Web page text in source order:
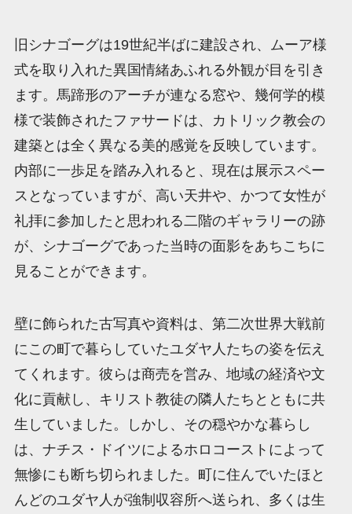
旧シナゴーグは19世紀半ばに建設され、ムーア様
式を取り入れた異国情緒あふれる外観が目を引き
ます。馬蹄形のアーチが連なる窓や、幾何学的模
様で装飾されたファサードは、カトリック教会の
建築とは全く異なる美的感覚を反映しています。
内部に一歩足を踏み入れると、現在は展示スペー
スとなっていますが、高い天井や、かつて女性が
礼拝に参加したと思われる二階のギャラリーの跡
が、シナゴーグであった当時の面影をあちこちに
見ることができます。
壁に飾られた古写真や資料は、第二次世界大戦前
にこの町で暮らしていたユダヤ人たちの姿を伝え
てくれます。彼らは商売を営み、地域の経済や文
化に貢献し、キリスト教徒の隣人たちとともに共
生していました。しかし、その穏やかな暮らし
は、ナチス・ドイツによるホロコーストによって
無惨にも断ち切られました。町に住んでいたほと
んどのユダヤ人が強制収容所へ送られ、多くは生